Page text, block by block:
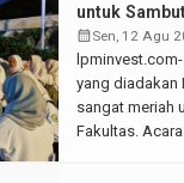
untuk
calendar_monthSen, 12 Agu
yang diadakan
sangat meriah
Fakultas.